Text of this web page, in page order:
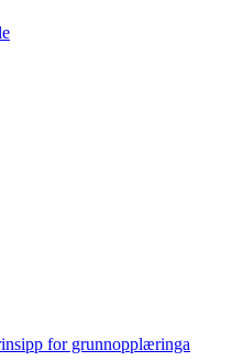
for grunnopplæringa